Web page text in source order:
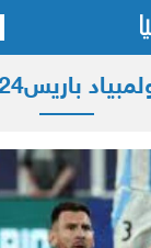
باريس2024